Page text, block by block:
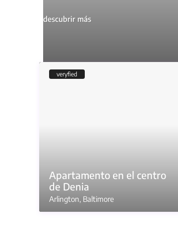
descubrir más
veryfied
Apartamento en el centro
de Denia
Arlington, Baltimore